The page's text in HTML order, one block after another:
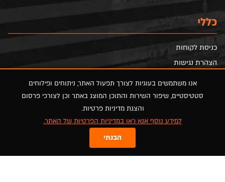
כללי
כניסת לקוחות
הצהרת נגישות
מדיניות פרטיות
FOLLOW US
אנו משתמשים בעוגיות לצורך תפעול האתר, ניתוחים ופילוחים
סטטיסטיים, שיפור השירות והתוכן המוצג באתר וכן לצורכי פרסום
והצגת מדיניות פרטיות.
למידע נוסף אנא ראו במדיניות הפרטיות של האתר.
הבנתי